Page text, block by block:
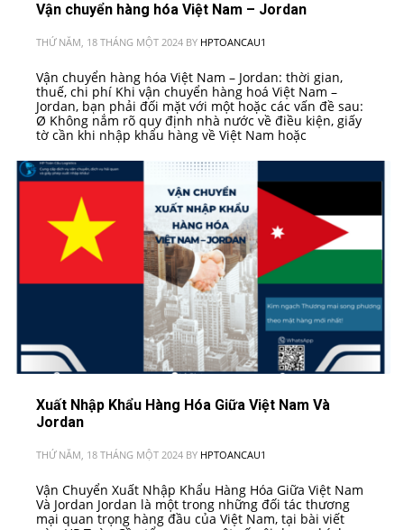
Vận chuyển hàng hóa Việt Nam – Jordan
THỨ NĂM, 18 THÁNG MỘT 2024 BY HPTOANCAU1
Vận chuyển hàng hóa Việt Nam – Jordan: thời gian,
thuế, chi phí Khi vận chuyển hàng hoá Việt Nam –
Jordan, bạn phải đối mặt với một hoặc các vấn đề sau:
Ø Không nắm rõ quy định nhà nước về điều kiện, giấy
tờ cần khi nhập khẩu hàng về Việt Nam hoặc
Xuất Nhập Khẩu Hàng Hóa Giữa Việt Nam Và
Jordan
THỨ NĂM, 18 THÁNG MỘT 2024 BY HPTOANCAU1
Vận Chuyển Xuất Nhập Khẩu Hàng Hóa Giữa Việt Nam
Và Jordan Jordan là một trong những đối tác thương
mại quan trọng hàng đầu của Việt Nam, tại bài viết